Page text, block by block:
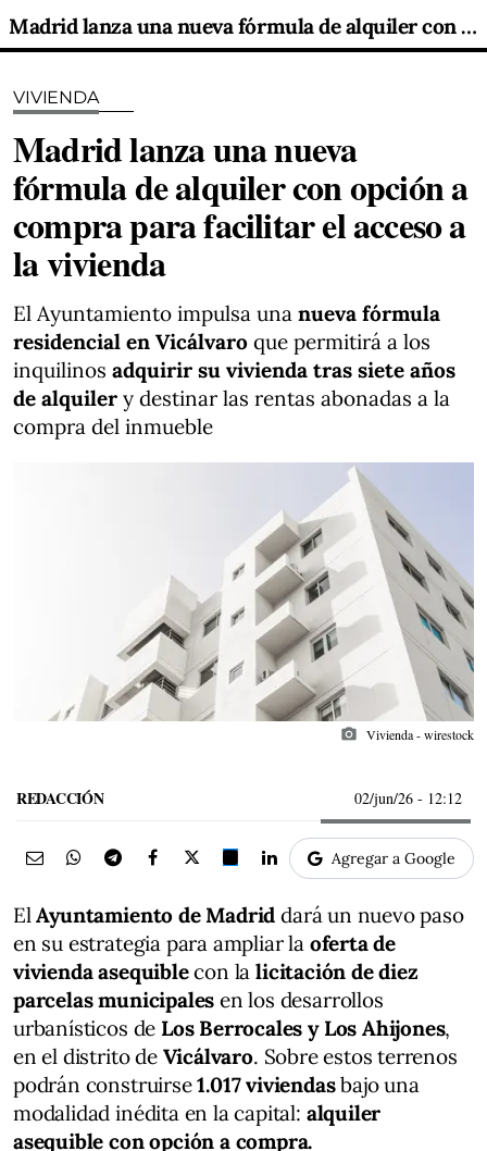
Madrid lanza una nueva fórmula de alquiler con opción a compra para facilitar el acceso a la vivienda
VIVIENDA
Madrid lanza una nueva
fórmula de alquiler con opción a
compra para facilitar el acceso a
la vivienda
El Ayuntamiento impulsa una nueva fórmula
residencial en Vicálvaro que permitirá a los
inquilinos adquirir su vivienda tras siete años
de alquiler y destinar las rentas abonadas a la
compra del inmueble
photo_camera Vivienda - wirestock
REDACCIÓN 02/jun/26 - 12:12
Agregar a Google
ElAyuntamiento de Madrid dará un nuevo paso
en su estrategia para ampliar la oferta de
vivienda asequiblecon la licitación de diez
parcelas municipales en los desarrollos
urbanísticos de Los Berrocales y Los Ahijones,
en el distrito de Vicálvaro. Sobre estos terrenos
podrán construirse1.017 viviendasbajo una
modalidad inédita en la capital: alquiler
asequible con opción a compra.